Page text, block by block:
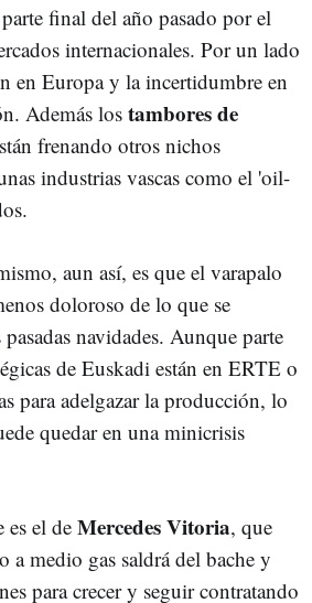
final del año pasado por el
internacionales. Por un lado
en Europa y la incertidumbre en
Además los tambores de
frenando otros nichos
industrias vascas como el 'oil-
aun así, es que el varapalo
doloroso de lo que se
pasadas navidades. Aunque parte
de Euskadi están en ERTE o
para adelgazar la producción, lo
quedar en una minicrisis
es el de Mercedes Vitoria, que
a medio gas saldrá del bache y
para crecer y seguir contratando